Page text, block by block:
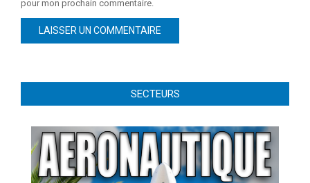
pour mon prochain commentaire.
SECTEURS